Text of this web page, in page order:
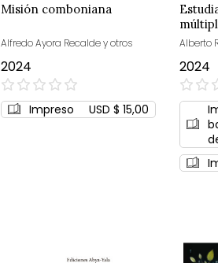
Misión comboniana
Alfredo Ayora Recalde y otros
2024
0%
Impreso USD $ 15,00
Alberto
2024
0%